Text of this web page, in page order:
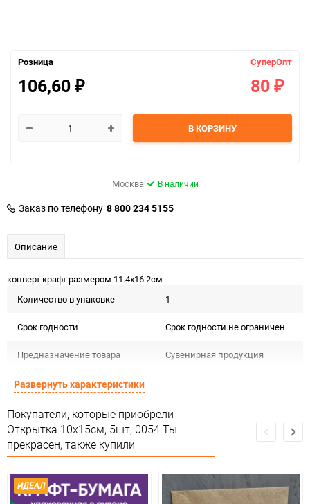
Розница
106,60 ₽
СуперОпт
80 ₽
В КОРЗИНУ
Москва В наличии
Заказ по телефону 8 800 234 5155
Описание
конверт крафт размером 11.4х16.2см
Количество в упаковке
1
Срок годности Срок годности не ограничен
Предназначение товара Сувенирная продукция
Сертификация
Особые условия Особых условий не требует
Минимальное количество 1
Развернуть характеристики
Покупатели, которые приобрели
Открытка 10х15см, 5шт, 0054 Ты
прекрасен, также купили
ИДЕАЛ